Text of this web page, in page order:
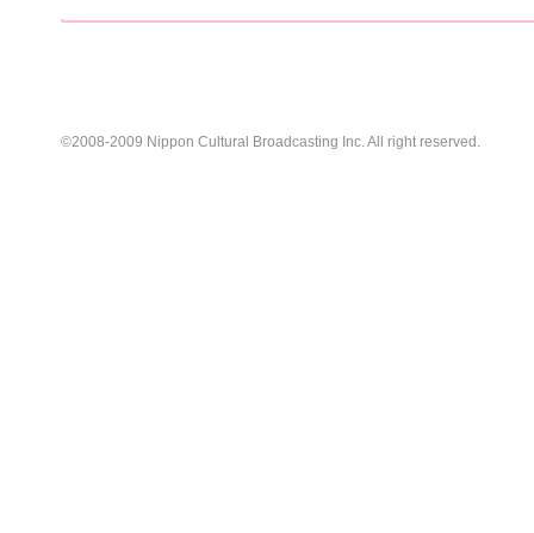
©2008-2009 Nippon Cultural Broadcasting Inc. All right reserved.